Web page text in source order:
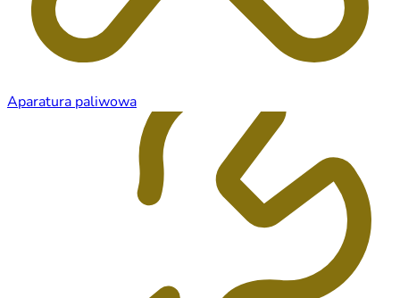
Aparatura paliwowa